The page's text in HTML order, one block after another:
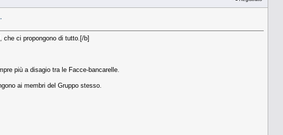
che ci propongono di tutto.[/b]
più a disagio tra le Facce-bancarelle.
ai membri del Gruppo stesso.